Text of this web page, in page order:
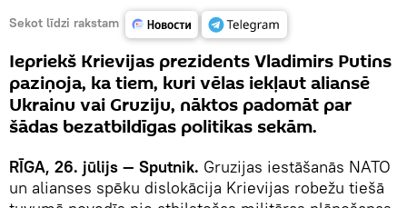
Sekot līdzi rakstam
Iepriekš Krievijas prezidents Vladimirs Putins
paziņoja, ka tiem, kuri vēlas iekļaut aliansē
Ukrainu vai Gruziju, nāktos padomāt par
šādas bezatbildīgas politikas sekām.
RĪGA, 26. jūlijs — Sputnik. Gruzijas iestāšanās NATO
un alianses spēku dislokācija Krievijas robežu tiešā